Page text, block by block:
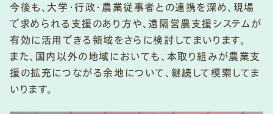
今後も、大学・行政・農業従事者との連携を深め、現場
で求められる支援のあり方や、遠隔営農支援システムが
有効に活用できる領域をさらに検討してまいります。
また、国内以外の地域においても、本取り組みが農業支
援の拡充につながる余地について、継続して模索してま
いります。